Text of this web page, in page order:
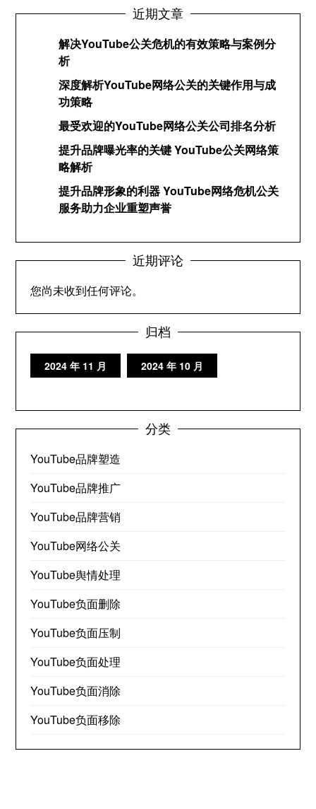
近期文章
解决YouTube公关危机的有效策略与案例分
析
深度解析YouTube网络公关的关键作用与成
功策略
最受欢迎的YouTube网络公关公司排名分析
提升品牌曝光率的关键 YouTube公关网络策
略解析
提升品牌形象的利器 YouTube网络危机公关
服务助力企业重塑声誉
近期评论
您尚未收到任何评论。
归档
2024 年 11 月 2024 年 10 月
分类
YouTube品牌塑造
YouTube品牌推广
YouTube品牌营销
YouTube网络公关
YouTube舆情处理
YouTube负面删除
YouTube负面压制
YouTube负面处理
YouTube负面消除
YouTube负面移除